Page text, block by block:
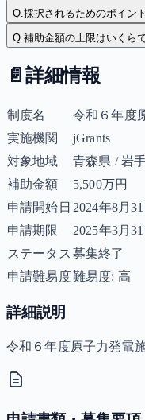
Q.採択されるためのポイン
Q.補助金額の上限はいくら
📄 詳細情報
制度名
令和６年度
実施機関
jGrants
対象地域
青森県 / 岩
補助金額
5,500万円
申請開始日 2024年8月31
申請期限
2025年3月31
ステータス 募集終了
申請難易度難易度: 高
詳細説明
令和６年度原子力発電